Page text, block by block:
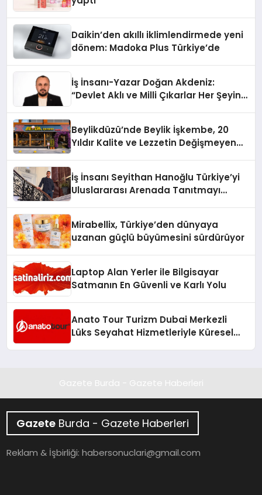
Daikin’den akıllı iklimlendirmede yeni
dönem: Madoka Plus Türkiye’de
İş İnsanı-Yazar Doğan Akdeniz:
“Devlet Aklı ve Milli Çıkarlar Her Şeyin
Beylikdüzü’nde Beylik İşkembe, 20
Yıldır Kalite ve Lezzetin Değişmeyen
İş İnsanı Seyithan Hanoğlu Türkiye’yi
Uluslararası Arenada Tanıtmayı
Mirabellix, Türkiye’den dünyaya
uzanan güçlü büyümesini sürdürüyor
Laptop Alan Yerler ile Bilgisayar
Satmanın En Güvenli ve Karlı Yolu
Anato Tour Turizm Dubai Merkezli
Lüks Seyahat Hizmetleriyle Küresel
Gazete Burda - Gazete Haberleri
Gazete Burda - Gazete Haberleri
Reklam & İşbirliği:habersonuclari@gmail.com